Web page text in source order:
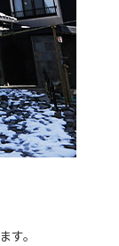
す。